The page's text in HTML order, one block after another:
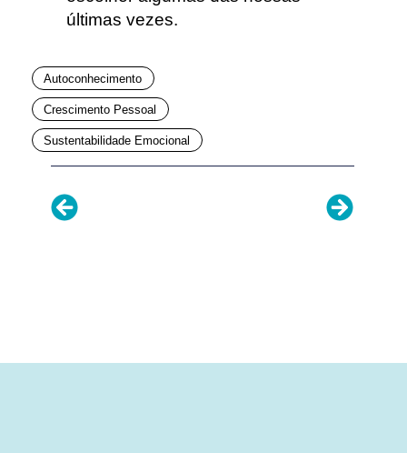
últimas vezes.
Autoconhecimento
Crescimento Pessoal
Sustentabilidade Emocional